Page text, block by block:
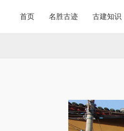
首页 名胜古迹 古建知识